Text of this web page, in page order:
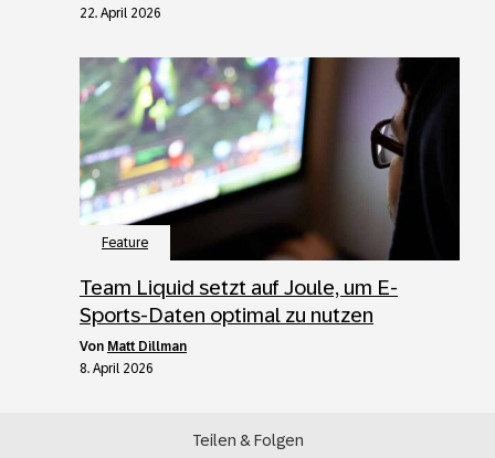
22. April 2026
Feature
Team Liquid setzt auf Joule, um E-
Sports-Daten optimal zu nutzen
von Matt Dillman
8. April 2026
Teilen & Folgen